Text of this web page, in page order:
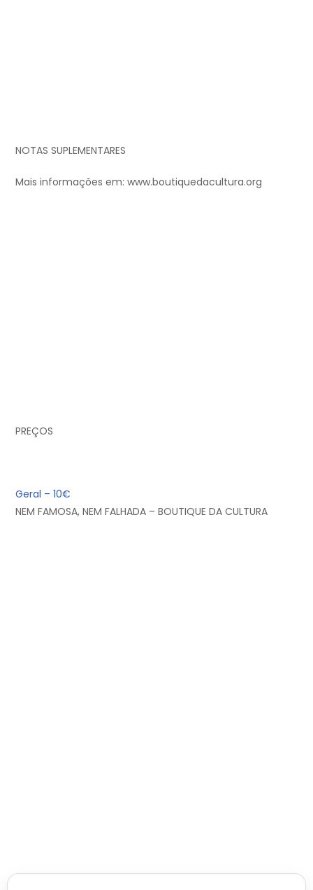
NOTAS SUPLEMENTARES
Mais informações em: www.boutiquedacultura.org
PREÇOS
Geral – 10€
NEM FAMOSA, NEM FALHADA – BOUTIQUE DA CULTURA